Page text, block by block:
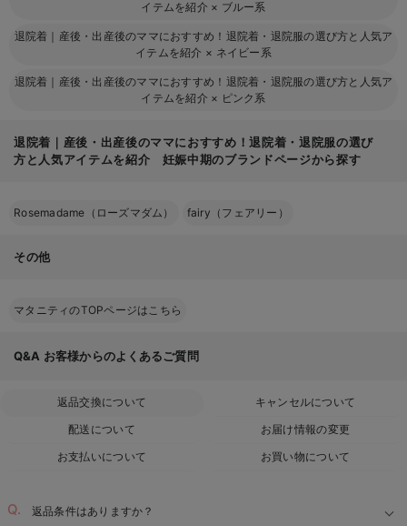
イテムを紹介 × ブルー系
退院着｜産後・出産後のママにおすすめ！退院着・退院服の選び方と人気ア
イテムを紹介 × ネイビー系
退院着｜産後・出産後のママにおすすめ！退院着・退院服の選び方と人気ア
イテムを紹介 × ピンク系
退院着｜産後・出産後のママにおすすめ！退院着・退院服の選び
方と人気アイテムを紹介 妊娠中期のブランドページから探す
Rosemadame（ローズマダム） fairy（フェアリー）
その他
マタニティのTOPページはこちら
Q&A お客様からのよくあるご質問
返品交換について
キャンセルについて
配送について
お届け情報の変更
お支払いについて
お買い物について
返品条件はありますか？